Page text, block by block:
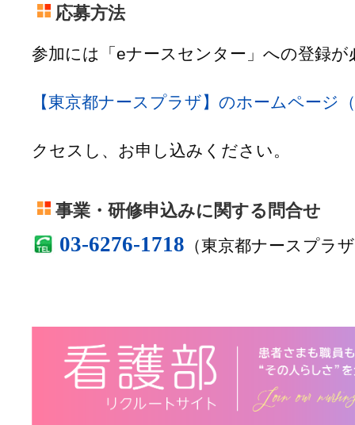
応募方法
参加には「eナースセンター」への登録
【東京都ナースプラザ】のホームページ
クセスし、お申し込みください。
事業・研修申込みに関する問合せ
03-6276-1718 （東京都ナースプラ